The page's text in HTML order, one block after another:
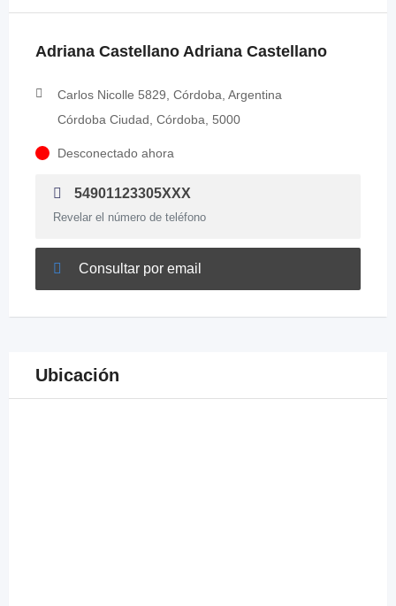
Adriana Castellano Adriana Castellano
Carlos Nicolle 5829, Córdoba, Argentina
Córdoba Ciudad, Córdoba, 5000
Desconectado ahora
54901123305XXX
Revelar el número de teléfono
Consultar por email
Ubicación